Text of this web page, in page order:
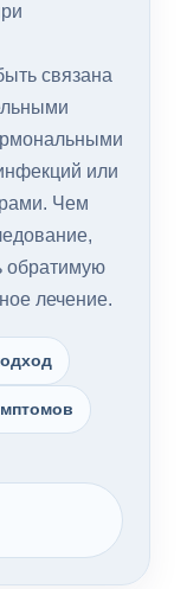
связана
или
Чем
обратимую
лечение.